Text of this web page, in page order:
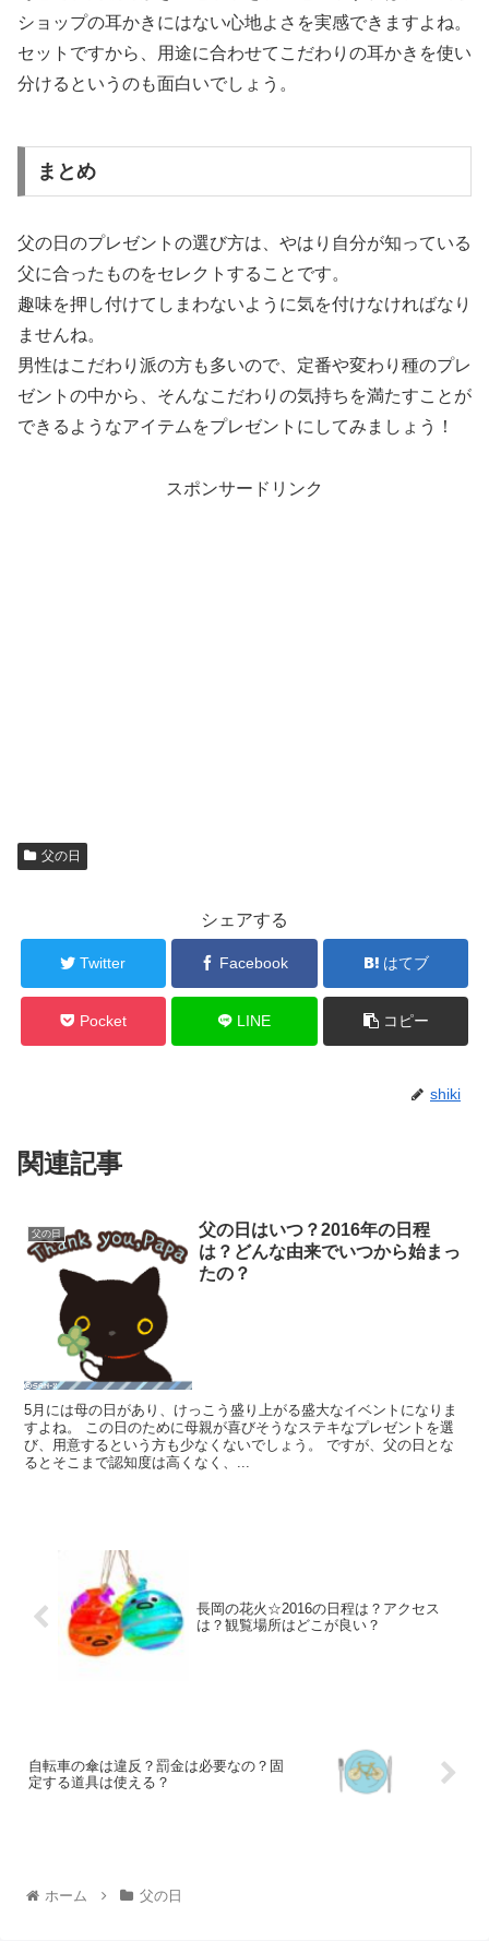
ショップの耳かきにはない心地よさを実感できますよね。
セットですから、用途に合わせてこだわりの耳かきを使い
分けるというのも面白いでしょう。
まとめ
父の日のプレゼントの選び方は、やはり自分が知っている
父に合ったものをセレクトすることです。
趣味を押し付けてしまわないように気を付けなければなり
ませんね。
男性はこだわり派の方も多いので、定番や変わり種のプレ
ゼントの中から、そんなこだわりの気持ちを満たすことが
できるようなアイテムをプレゼントにしてみましょう！
スポンサードリンク
父の日
シェアする
Twitter Facebook はてブ
Pocket LINE コピー
shiki
関連記事
父の日
父の日はいつ？2016年の日程
は？どんな由来でいつから始まっ
たの？
5月には母の日があり、けっこう盛り上がる盛大なイベントになりま
すよね。 この日のために母親が喜びそうなステキなプレゼントを選
び、用意するという方も少なくないでしょう。 ですが、父の日とな
るとそこまで認知度は高くなく、...
長岡の花火☆2016の日程は？アクセス
は？観覧場所はどこが良い？
自転車の傘は違反？罰金は必要なの？固
定する道具は使える？
ホーム 父の日